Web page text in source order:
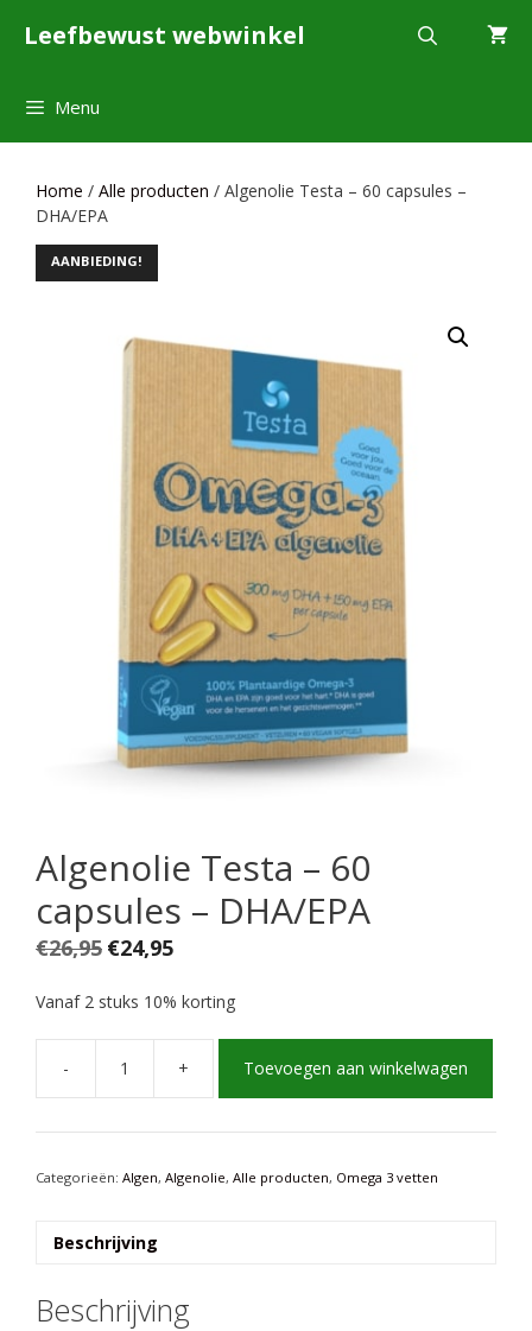
naarLeefbewust webwinkel
Menu
Home / Alle producten / Algenolie Testa – 60 capsules –
DHA/EPA
AANBIEDING!
Algenolie Testa – 60
capsules – DHA/EPA
€26,95 Oorspronkelijke
was:
€24,95Huidige
is:
€24,95.
Vanaf 2 stuks 10% korting
-
Algenolie
Testa
-
capsules
+ Toevoegen aan winkelwagen
Categorieën: Algen, Algenolie, Alle producten, Omega 3 vetten
Beschrijving
Beschrijving